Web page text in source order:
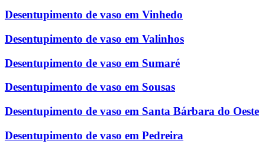
Desentupimento de vaso em Vinhedo
Desentupimento de vaso em Valinhos
Desentupimento de vaso em Sumaré
Desentupimento de vaso em Sousas
Desentupimento de vaso em Santa Bárbara do Oeste
Desentupimento de vaso em Pedreira